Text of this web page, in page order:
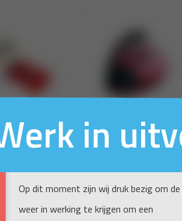
in
Op dit moment zijn wij druk bezig om
weer in werking te krijgen om een